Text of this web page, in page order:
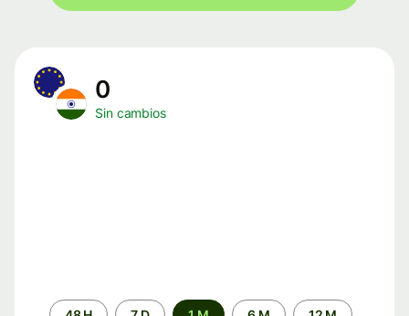
0
Sin cambios
Periodo